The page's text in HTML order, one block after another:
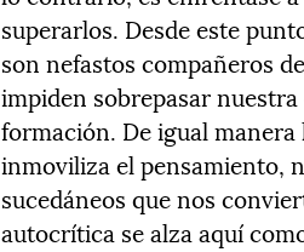
superarlos. Desde este
son nefastos compañeros
impiden sobrepasar
formación. De igual
inmoviliza el pensamiento,
sucedáneos que nos
autocrítica se alza aquí